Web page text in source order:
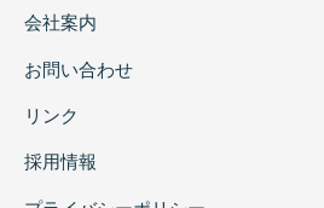
会社案内
お問い合わせ
リンク
採用情報